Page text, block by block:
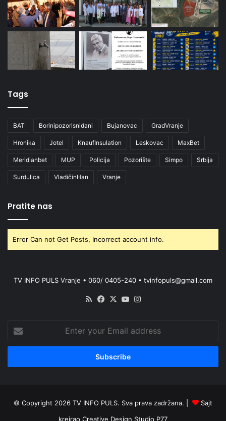
Tags
BAT Borinipozorisnidani Bujanovac GradVranje
Hronika Jotel KnaufInsulation Leskovac MaxBet
Meridianbet MUP Policija Pozorište Simpo Srbija
Surdulica VladičinHan Vranje
Pratite nas
Error Can not Get Posts, Incorrect account info.
TV INFO PULS Vranje • 060/ 0405-240 • tvinfopuls@gmail.com
RSS Facebook
X YouTube
your
Email
© Copyright 2026 TV INFO PULS. Sva prava zadržana. |
Sajt
kreirao Creative Design Studio P77